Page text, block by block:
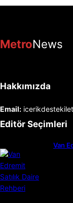
MetroNews
Hakkımızda
Email:
Editör Seçimleri
Van